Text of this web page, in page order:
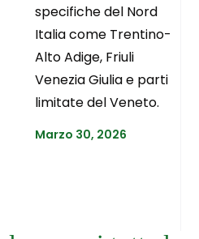
specifiche del Nord
Italia come Trentino-
Alto Adige, Friuli
Venezia Giulia e parti
limitate del Veneto.
Marzo 30, 2026